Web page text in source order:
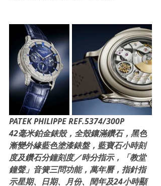
PATEK PHILIPPE REF.5374/300P
42毫米鉑金錶殼，全殼鑲滿鑽石，黑色
漸變外緣藍色塗漆錶盤，藍寶石小時刻
度及鑽石分鐘刻度／時分指示，「教堂
鐘聲」音簧三問功能，萬年曆，指針指
示星期、日期、月份、閏年及24小時顯